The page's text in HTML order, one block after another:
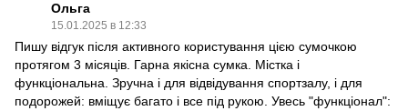
Ольга
15.01.2025 в 12:33
Пишу відгук після активного користування цією сумочкою
протягом 3 місяців. Гарна якісна сумка. Містка і
функціональна. Зручна і для відвідування спортзалу, і для
подорожей: вміщує багато і все під рукою. Увесь "функціонал":